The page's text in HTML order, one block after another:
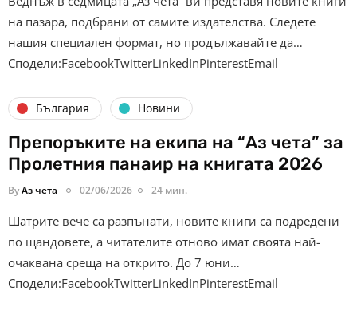
на пазара, подбрани от самите издателства. Следете
нашия специален формат, но продължавайте да…
Сподели:FacebookTwitterLinkedInPinterestEmail
България Новини
Препоръките на екипа на “Аз чета” за
Пролетния панаир на книгата 2026
ByАз чета 02/06/2026 24 мин.
Шатрите вече са разпънати, новите книги са подредени
по щандовете, а читателите отново имат своята най-
очаквана среща на открито. До 7 юни…
Сподели:FacebookTwitterLinkedInPinterestEmail